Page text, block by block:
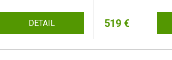
DETAIL 519 €